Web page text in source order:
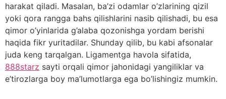
harakat qiladi. Masalan, ba’zi odamlar o’zlarining qizil
yoki qora rangga bahs qilishlarini nasib qilishadi, bu esa
qimor o’yinlarida g’alaba qozonishga yordam berishi
haqida fikr yuritadilar. Shunday qilib, bu kabi afsonalar
juda keng tarqalgan. Ligamentga havola sifatida,
888starz sayti orqali qimor jahonidagi yangiliklar va
e’tirozlarga boy ma’lumotlarga ega bo’lishingiz mumkin.